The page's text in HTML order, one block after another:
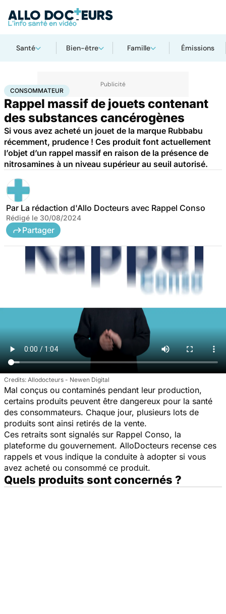
Santé Bien-être Famille Émissions
AccueilSantéConsommateur
CONSOMMATEUR
Rappel massif de jouets contenant
des substances cancérogènes
Si vous avez acheté un jouet de la marque Rubbabu
récemment, prudence ! Ces produit font actuellement
l’objet d’un rappel massif en raison de la présence de
nitrosamines à un niveau supérieur au seuil autorisé.
Par La rédaction d'Allo Docteurs avec Rappel Conso
Rédigé le 30/08/2024
Partager
Allodocteurs - Newen Digital
Mal conçus ou contaminés pendant leur production,
certains produits peuvent être dangereux pour la santé
des consommateurs. Chaque jour, plusieurs lots de
produits sont ainsi retirés de la vente.
Ces retraits sont signalés sur Rappel Conso, la
plateforme du gouvernement. AlloDocteurs recense ces
rappels et vous indique la conduite à adopter si vous
avez acheté ou consommé ce produit.
Quels produits sont concernés ?